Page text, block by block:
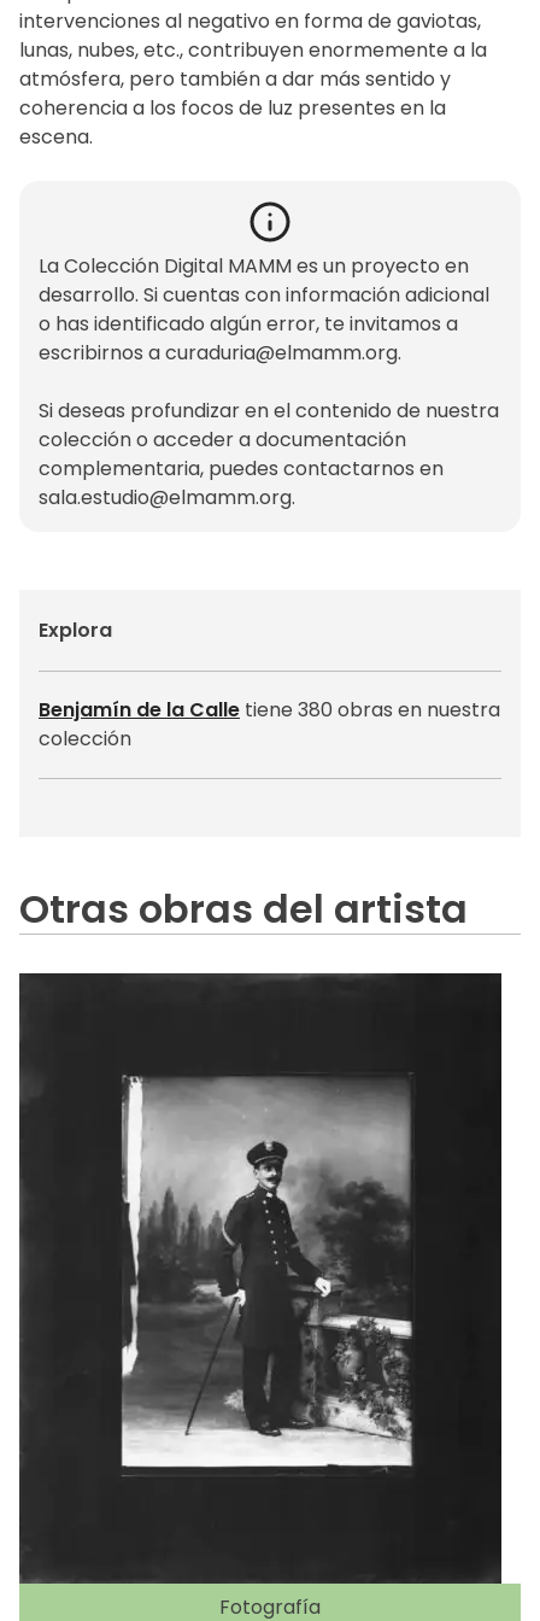
intervenciones al negativo en forma de gaviotas,
lunas, nubes, etc., contribuyen enormemente a la
atmósfera, pero también a dar más sentido y
coherencia a los focos de luz presentes en la
escena.
La Colección Digital MAMM es un proyecto en
desarrollo. Si cuentas con información adicional
o has identificado algún error, te invitamos a
escribirnos acuraduria@elmamm.org.
Si deseas profundizar en el contenido de nuestra
colección o acceder a documentación
complementaria, puedes contactarnos en
sala.estudio@elmamm.org.
Explora
Benjamín de la Calle tiene 380 obras en nuestra
colección
Otras obras del artista
Fotografía